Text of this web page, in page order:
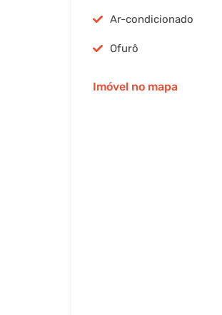
Ar-condicionado
Ofurô
Imóvel no mapa